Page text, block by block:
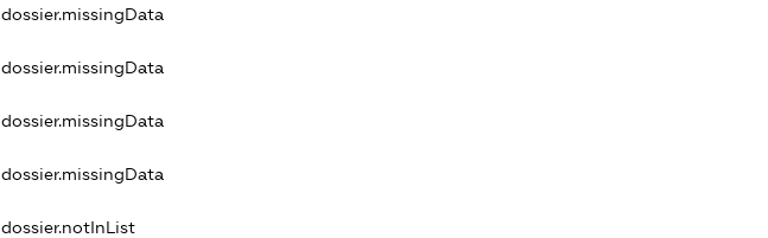
dossier.missingData
dossier.missingData
dossier.missingData
dossier.missingData
dossier.notInList